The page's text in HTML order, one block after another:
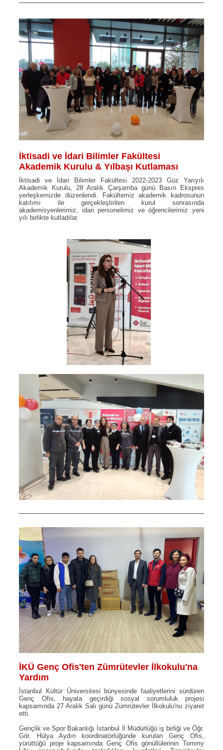
İktisadi ve İdari Bilimler Fakültesi
Akademik Kurulu & Yılbaşı Kutlaması
İktisadi ve İdari Bilimler Fakültesi 2022-2023 Güz Yarıyılı
Akademik Kurulu, 28 Aralık Çarşamba günü Basın Ekspres
yerleşkemizde düzenlendi. Fakültemiz akademik kadrosunun
katılımı ile gerçekleştirilen kurul sonrasında
akademisyenlerimiz, idari personelimiz ve öğrencilerimiz yeni
yılı birlikte kutladılar.
İKÜ Genç Ofis'ten Zümrütevler İlkokulu'na
Yardım
İstanbul Kültür Üniversitesi bünyesinde faaliyetlerini sürdüren
Genç Ofis, hayata geçirdiği sosyal sorumluluk projesi
kapsamında 27 Aralık Salı günü Zümrütevler İlkokulu'nu ziyaret
etti.
Gençlik ve Spor Bakanlığı İstanbul İl Müdürlüğü iş birliği ve Öğr.
Gör. Hülya Aydın koordinatörlüğünde kurulan Genç Ofis,
yürüttüğü proje kapsamında Genç Ofis gönüllülerinin Tommy